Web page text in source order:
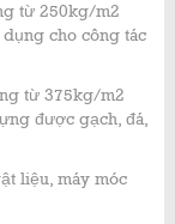
từ 250kg/m2
cho công tác
từ 375kg/m2
được gạch, đá,
liệu, máy móc